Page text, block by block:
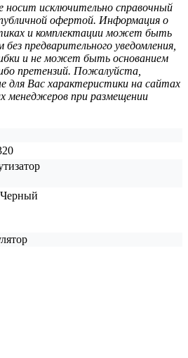
носит исключительно справочный
офертой. Информация о
и комплектации может быть
предварительного уведомления,
и не может быть основанием
претензий. Пожалуйста,
для Вас характеристики на сайтах
менеджеров при размещении